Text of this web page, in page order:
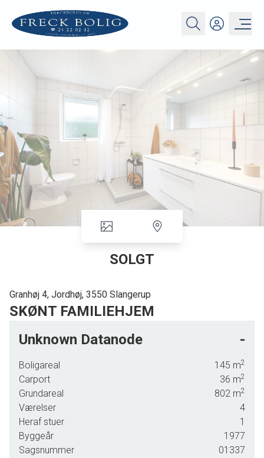
SOLGT
Granhøj 4, Jordhøj, 3550 Slangerup
SKØNT FAMILIEHJEM
PRISEN - KONTAKT OS FOR EN VURDERING HVIS DU
Unknown Datanode -
Boligareal 145 m2
Carport 36 m2
Grundareal 802 m2
Værelser
4
Heraf stuer
1
Byggeår
1977
Sagsnummer
01337